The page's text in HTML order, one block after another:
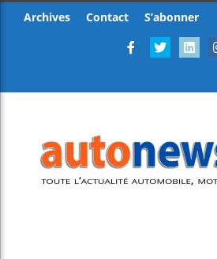
Archives Contact S’abonner